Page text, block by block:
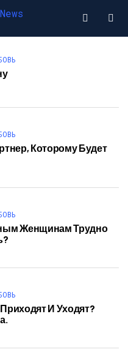
Которому Будет
Женщинам Трудно
И Уходят?